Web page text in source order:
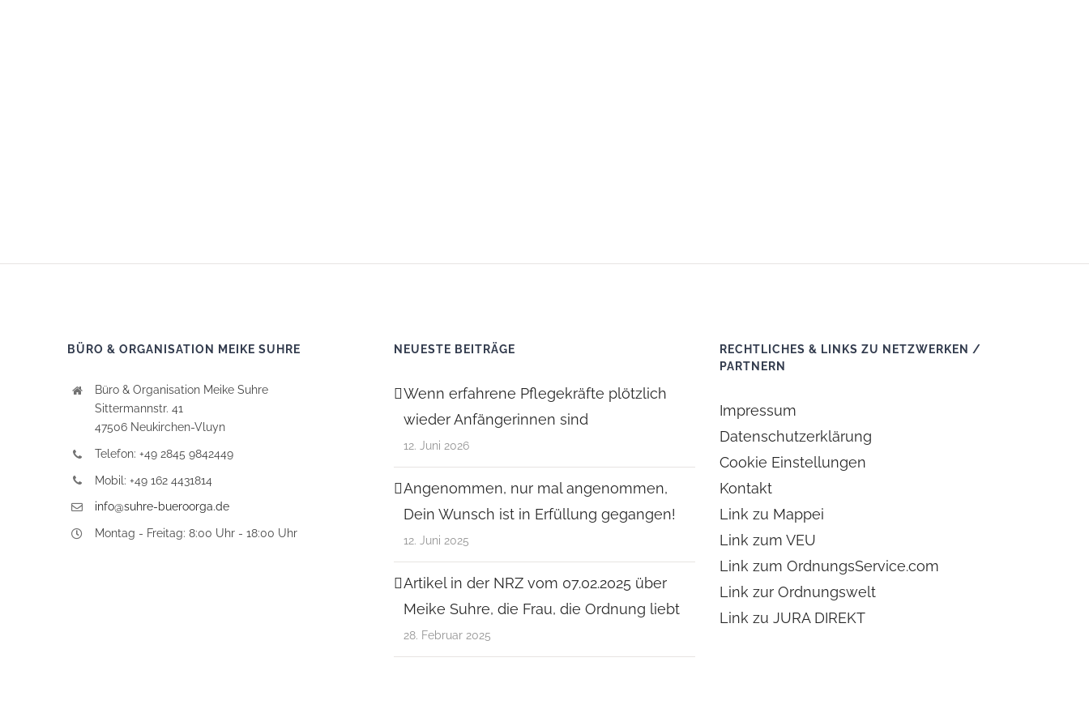
BÜRO & ORGANISATION MEIKE SUHRE
Büro & Organisation Meike Suhre
Sittermannstr. 41
47506 Neukirchen-Vluyn
Telefon: +49 2845 9842449
Mobil: +49 162 4431814
info@suhre-bueroorga.de
Montag - Freitag: 8:00 Uhr - 18:00 Uhr
NEUESTE BEITRÄGE
Wenn erfahrene Pflegekräfte plötzlich
wieder Anfängerinnen sind
12. Juni 2026
Angenommen, nur mal angenommen,
Dein Wunsch ist in Erfüllung gegangen!
12. Juni 2025
Artikel in der NRZ vom 07.02.2025 über
Meike Suhre, die Frau, die Ordnung liebt
28. Februar 2025
RECHTLICHES & LINKS ZU NETZWERKEN /
PARTNERN
Impressum
Datenschutzerklärung
Cookie Einstellungen
Kontakt
Link zu Mappei
Link zum VEU
Link zum OrdnungsService.com
Link zur Ordnungswelt
Link zu JURA DIREKT